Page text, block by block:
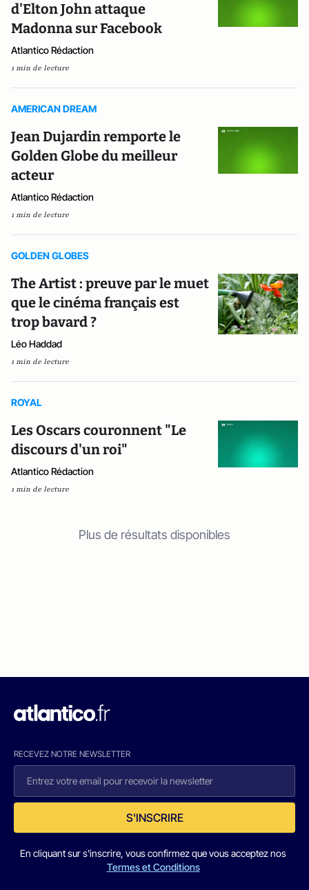
d'Elton John attaque
Madonna sur Facebook
Atlantico Rédaction
1 min de lecture
AMERICAN DREAM
Jean Dujardin remporte le
Golden Globe du meilleur
acteur
Atlantico Rédaction
1 min de lecture
GOLDEN GLOBES
The Artist : preuve par le muet
que le cinéma français est
trop bavard ?
Léo Haddad
1 min de lecture
ROYAL
Les Oscars couronnent "Le
discours d'un roi"
Atlantico Rédaction
1 min de lecture
Plus de résultats disponibles
RECEVEZ NOTRE NEWSLETTER
S'INSCRIRE
En cliquant sur s'inscrire, vous confirmez que vous acceptez nos
Termes et Conditions